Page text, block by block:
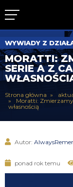
KLUB
DRUŻYNA
SERIE A
PUCHARY
SERWIS
WYWIADY Z
MORATTI:
SERIE A Z
Strona główna
Moratti:
własnością
Autor:
ponad rok temu